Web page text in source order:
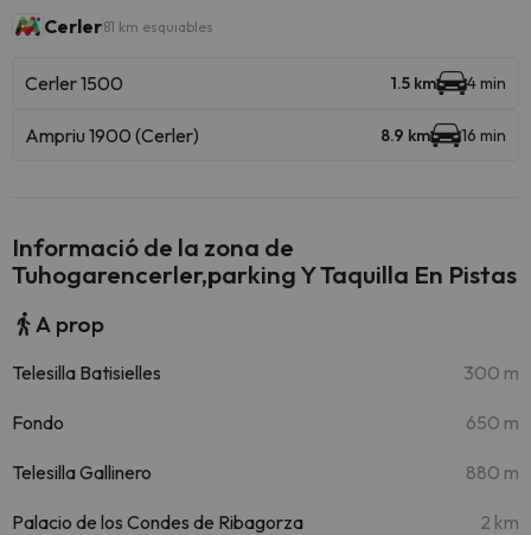
Cerler81 km esquiables
Cerler 1500 1.5 km 4 min
Ampriu 1900 (Cerler) 8.9 km 16 min
Informació de la zona de
Tuhogarencerler,parking Y Taquilla En Pistas
A prop
Telesilla Batisielles 300 m
Fondo 650 m
Telesilla Gallinero 880 m
Palacio de los Condes de Ribagorza 2 km